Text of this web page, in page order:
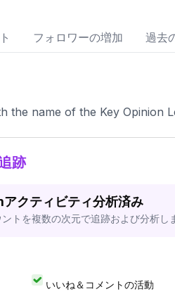
フォロワーの増加 過去
the name of the Key Opinion
跡
クティビティ分析済み
トを複数の次元で追跡および分析し
いいね＆コメントの活動